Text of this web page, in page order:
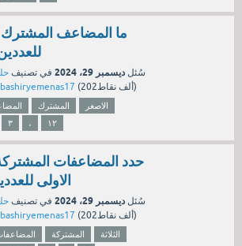
ما المضاعف المشترك
للعددين ٣ ،
سُئل ديسمبر 29، 2024 في تصنيف
( 202ألف نقاط)
المشترك
الاصغر
٣ ، ١٢
حدد المضاعفات المشتركة
الاولى للعددين
سُئل ديسمبر 29، 2024 في تصنيف
( 202ألف نقاط)
المشتركة
الثلاثة